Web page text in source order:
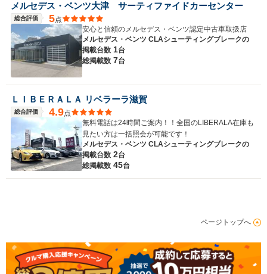
メルセデス・ベンツ大津 サーティファイドカーセンター
総合評価 5点
安心と信頼のメルセデス・ベンツ認定中古車取扱店
メルセデス・ベンツ CLAシューティングブレークの
掲載台数 1台
総掲載数 7台
ＬＩＢＥＲＡＬＡ リベラーラ滋賀
総合評価 4.9点
無料電話は24時間ご案内！！全国のLIBERALA在庫も
見たい方は一括照会が可能です！
メルセデス・ベンツ CLAシューティングブレークの
掲載台数 2台
総掲載数 45台
ページトップへ